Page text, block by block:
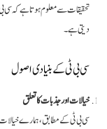
تحقیقات سے معلوم ہوتا ہے کہ سی بی
دیتی ہے۔
سی بی ٹی کے بنیادی اصول
خیالات اور جذبات کا تعلق
سی بی ٹی کے مطابق، ہمارے